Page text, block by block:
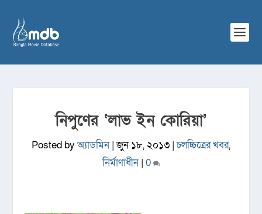
নিপুণের ‘লাভ ইন কোরিয়া’
Posted byঅ্যাডমিন|জুন ১৮, ২০১৩ |চলচ্চিত্রের খবর,
নির্মাণাধীন| 0